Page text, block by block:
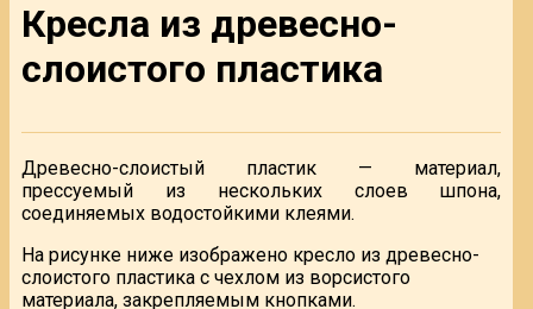
Кресла из древесно-
слоистого пластика
Древесно-слоистый пластик — материал,
прессуемый из нескольких слоев шпона,
соединяемых водостойкими клеями.
На рисунке ниже изображено кресло из древесно-
слоистого пластика с чехлом из ворсистого
материала, закрепляемым кнопками.